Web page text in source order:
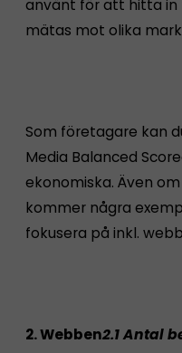
använt för att hitta in
mätas mot olika
Som företagare kan
Media Balanced
ekonomiska. Även
kommer några
fokusera på inkl.
2. Webben2.1 Antal